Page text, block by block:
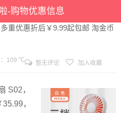
-购物优惠信息
章详情
重优惠折后￥9.99起包邮 淘金币
：109 ℃ 暂无评论 加入收藏
S02，
，